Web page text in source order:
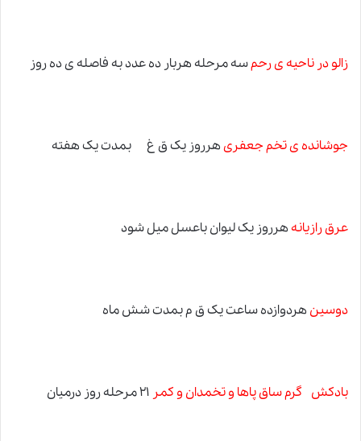
زالو در ناحیه ی رحمسه مرحله هربار ده عدد به فاصله ی ده روز
جوشانده ی تخم جعفریهرروز یک ق غ بمدت یک هفته
عرق رازیانههرروز یک لیوان باعسل میل شود
دوسین هردوازده ساعت یک ق م بمدت شش ماه
بادکش گرم ساق پاها و تخمدان و کمر